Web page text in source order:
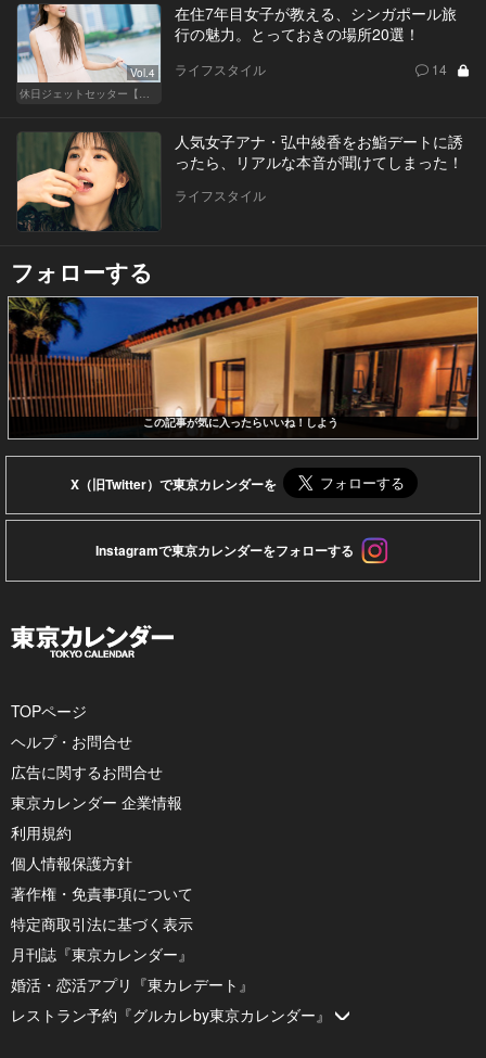
Vol.4
在住7年目女子が教える、シンガポール旅
行の魅力。とっておきの場所20選！
ライフスタイル 14
人気女子アナ・弘中綾香をお鮨デートに誘
ったら、リアルな本音が聞けてしまった！
ライフスタイル
フォローする
この記事が気に入ったらいいね！しよう
X（旧Twitter）で東京カレンダーを
Instagramで東京カレンダーをフォローする
TOPページ
ヘルプ・お問合せ
広告に関するお問合せ
東京カレンダー 企業情報
利用規約
個人情報保護方針
著作権・免責事項について
特定商取引法に基づく表示
月刊誌『東京カレンダー』
婚活・恋活アプリ『東カレデート』
レストラン予約『グルカレby東京カレンダー』